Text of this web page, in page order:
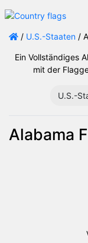
/ U.S.-Staaten /
Ein Vollständiges
mit der
U.S.-
Alabama